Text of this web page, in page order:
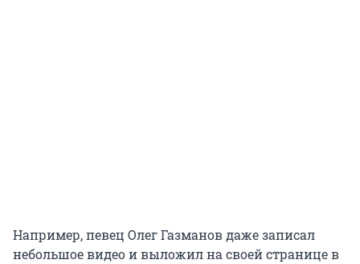
Например, певец Олег Газманов даже записал
небольшое видео и выложил на своей странице в